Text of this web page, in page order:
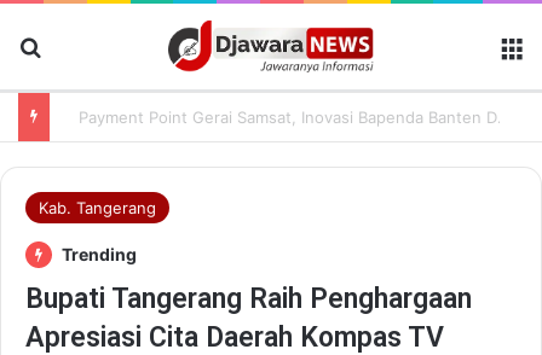
Payment Point Gerai Samsat, Inovasi Bapenda Banten Dekatkan Layanan Pajak Kendaraan hingga ke Masyarakat
Kab. Tangerang
Trending
Bupati Tangerang Raih Penghargaan
Apresiasi Cita Daerah Kompas TV